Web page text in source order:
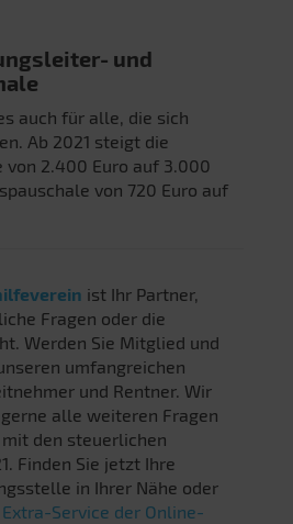
und
auch für alle, die sich
Ab 2021 steigt die
2.400 Euro auf 3.000
von 720 Euro auf
ist Ihr Partner,
Fragen oder die
Werden Sie Mitglied und
umfangreichen
und Rentner. Wir
alle weiteren Fragen
den steuerlichen
Finden Sie jetzt Ihre
in Ihrer Nähe oder
Extra-Service der Online-